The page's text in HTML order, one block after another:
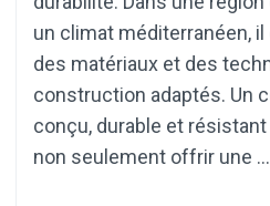
un climat méditerranéen,
des matériaux et des
construction adaptés. Un
conçu, durable et
non seulement offrir une …